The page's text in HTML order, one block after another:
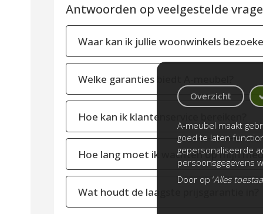
Antwoorden op veelgestelde
Waar kan ik jullie woonwinkels
Welke garanties biedt A-meubel?
Hoe kan ik klantenservice bereiken?
Hoe lang moet ik wachten op mijn
Wat houdt de laagste prijsgarantie in?
Overzicht
A-meubel maakt
goed te laten
gepersonaliseerde
persoonsgegevens
Door op ‘Alles